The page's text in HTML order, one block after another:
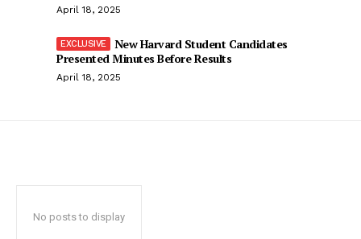
April 18, 2025
New Harvard Student Candidates
Presented Minutes Before Results
April 18, 2025
No posts to display